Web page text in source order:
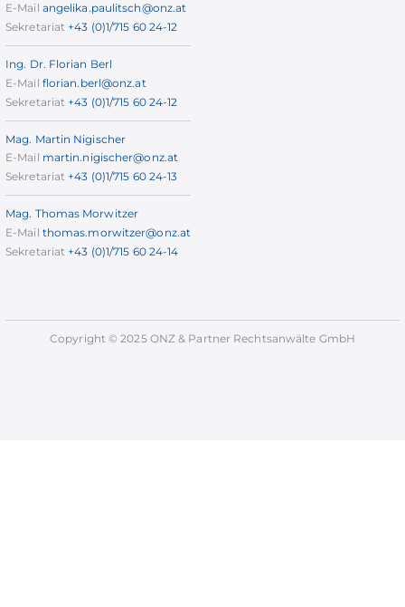
E-Mail angelika.paulitsch@onz.at
Sekretariat +43 (0)1/715 60 24-12
Ing. Dr. Florian Berl
E-Mail florian.berl@onz.at
Sekretariat +43 (0)1/715 60 24-12
Mag. Martin Nigischer
E-Mail martin.nigischer@onz.at
Sekretariat +43 (0)1/715 60 24-13
Mag. Thomas Morwitzer
E-Mail thomas.morwitzer@onz.at
Sekretariat +43 (0)1/715 60 24-14
Copyright © 2025 ONZ & Partner Rechtsanwälte GmbH